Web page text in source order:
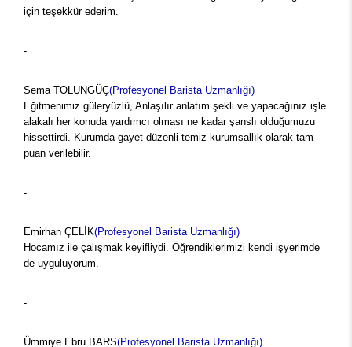
için teşekkür ederim.
-
Sema TOLUNGÜÇ(Profesyonel Barista Uzmanlığı)
Eğitmenimiz güleryüzlü, Anlaşılır anlatım şekli ve yapacağınız işle
alakalı her konuda yardımcı olması ne kadar şanslı olduğumuzu
hissettirdi. Kurumda gayet düzenli temiz kurumsallık olarak tam
puan verilebilir.
-
Emirhan ÇELİK(Profesyonel Barista Uzmanlığı)
Hocamız ile çalışmak keyifliydi. Öğrendiklerimizi kendi işyerimde
de uyguluyorum.
-
Ümmiye Ebru BARS(Profesyonel Barista Uzmanlığı)